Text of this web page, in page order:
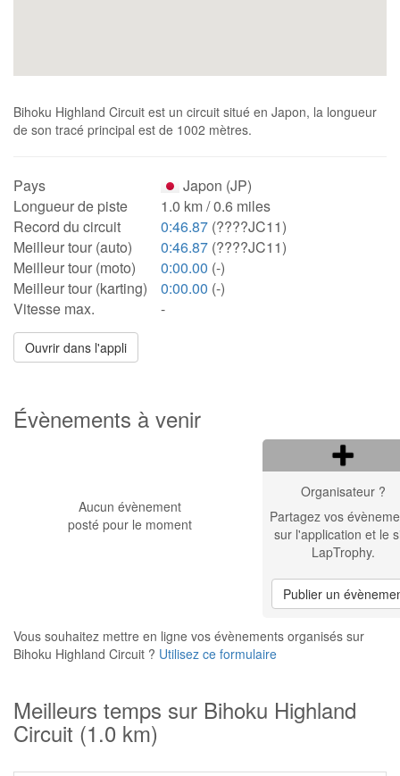
Bihoku Highland Circuit est un circuit situé en Japon, la longueur
de son tracé principal est de 1002 mètres.
Pays
Japon (JP)
Longueur de piste
1.0 km / 0.6 miles
Record du circuit
0:46.87 (????JC11)
Meilleur tour (auto)
0:46.87 (????JC11)
Meilleur tour (moto)
0:00.00 (-)
Meilleur tour (karting)
0:00.00 (-)
Vitesse max.
-
Ouvrir dans l'appli
Évènements à venir
Aucun évènement
posté pour le moment
Organisateur ?
Partagez vos
sur l'application et le
LapTrophy.
Publier un
Vous souhaitez mettre en ligne vos évènements organisés sur
Bihoku Highland Circuit ? Utilisez ce formulaire
Meilleurs temps sur Bihoku Highland
Circuit (1.0 km)